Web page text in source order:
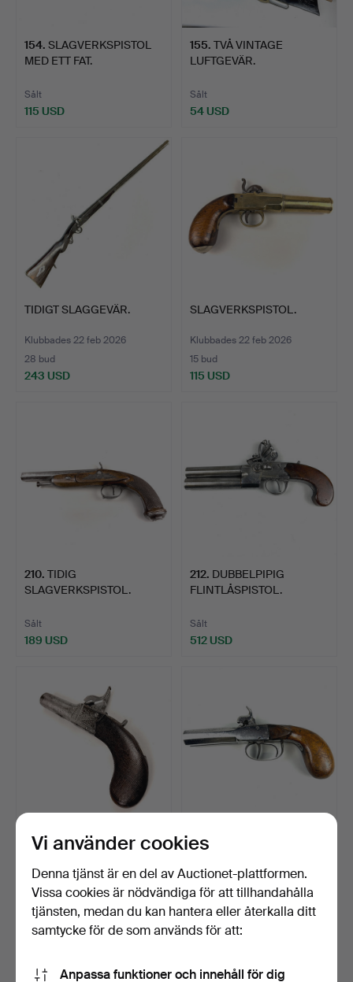
154. SLAGVERKSPISTOL
MED ETT FAT.
Sålt
115 USD
155. TVÅ VINTAGE
LUFTGEVÄR.
Sålt
54 USD
TIDIGT SLAGGEVÄR.
Klubbades 22 feb 2026
28 bud
243 USD
SLAGVERKSPISTOL.
Klubbades 22 feb 2026
15 bud
115 USD
210. TIDIG
SLAGVERKSPISTOL.
Sålt
189 USD
212. DUBBELPIPIG
FLINTLÅSPISTOL.
Sålt
512 USD
213. SLAGVERKSPISTOL.
Sålt
108 USD
214.
DUBBELPIPISTOL.
Sålt
283 USD
Vi använder cookies
Denna tjänst är en del av Auctionet-plattformen.
Vissa cookies är nödvändiga för att tillhandahålla
tjänsten, medan du kan hantera eller återkalla ditt
samtycke för de som används för att:
Anpassa funktioner och innehåll för dig